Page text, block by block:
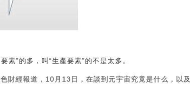
”的多，叫“生產要素”的不是太多。
財經報道，10月13日，在談到元宇宙究竟是什么，以及